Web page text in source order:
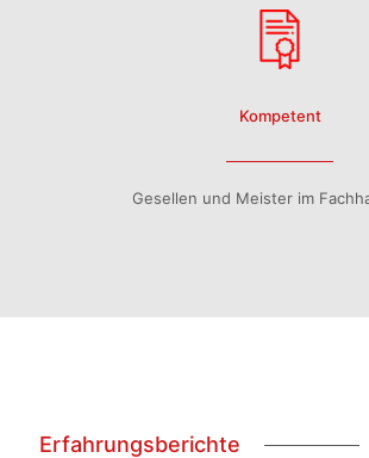
Kompetent
Gesellen und Meister im
Erfahrungsberichte